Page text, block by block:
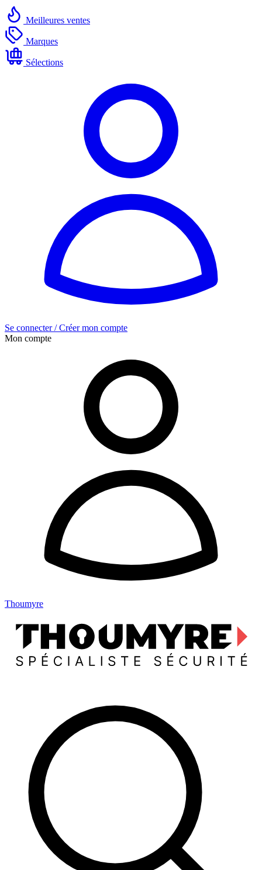
Meilleures ventes
Marques
Sélections
Se connecter / Créer mon compte
Mon compte
Thoumyre